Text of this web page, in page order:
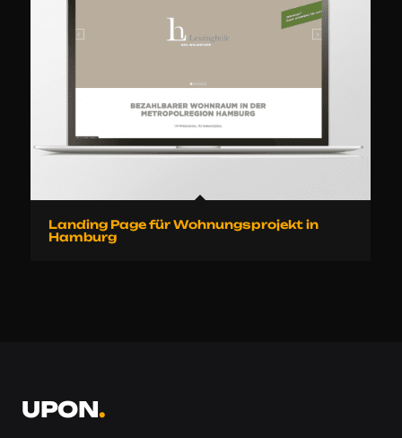
Landing Page für Wohnungsprojekt in
Hamburg
UPON.